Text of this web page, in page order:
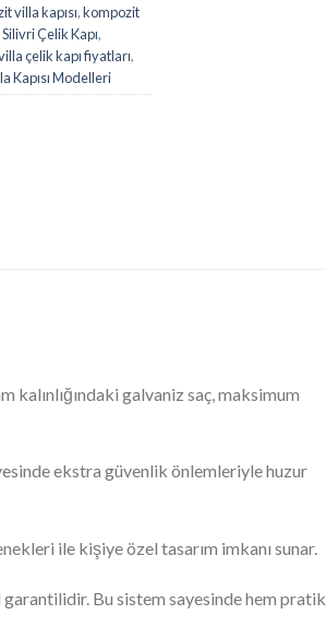
villa kapısı,kompozit
Silivri Çelik Kapı,
çelik kapı fiyatları,
Kapısı Modelleri
kalınlığındaki galvaniz saç, maksimum
ekstra güvenlik önlemleriyle huzur
ile kişiye özel tasarım imkanı sunar.
Bu sistem sayesinde hem pratik